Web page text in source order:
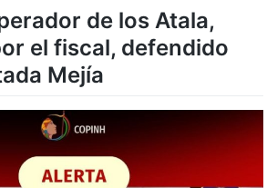
de los Atala,
el fiscal, defendido
Mejía